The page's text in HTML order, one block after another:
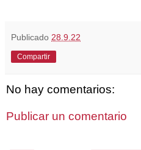
Publicado 28.9.22
Compartir
No hay comentarios:
Publicar un comentario